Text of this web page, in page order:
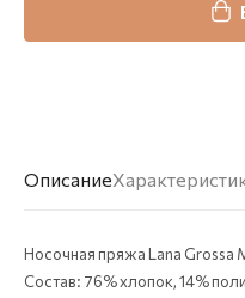
Описание
Носочная пряжа Lana Grossa
Состав: 76% хлопок, 14%